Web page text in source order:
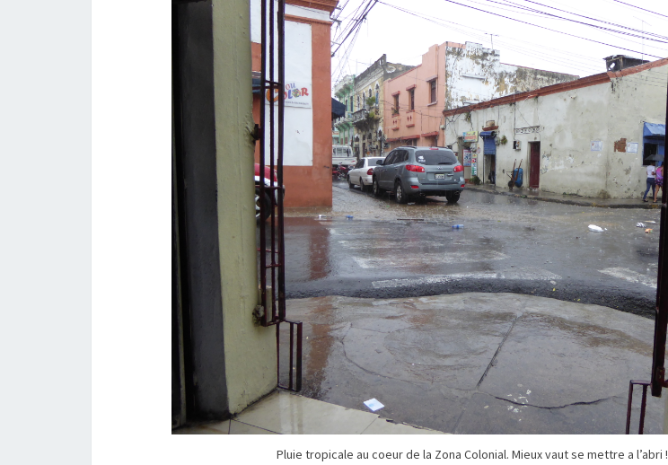
Pluie tropicale au coeur de la Zona Colonial. Mieux vaut se mettre a l’abri !